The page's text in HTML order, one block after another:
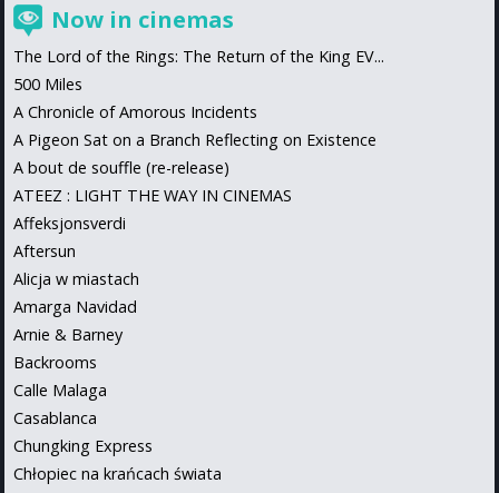
Now in cinemas
The Lord of the Rings: The Return of the King EV...
500 Miles
A Chronicle of Amorous Incidents
A Pigeon Sat on a Branch Reflecting on Existence
A bout de souffle (re-release)
ATEEZ : LIGHT THE WAY IN CINEMAS
Affeksjonsverdi
Aftersun
Alicja w miastach
Amarga Navidad
Arnie & Barney
Backrooms
Calle Malaga
Casablanca
Chungking Express
Chłopiec na krańcach świata